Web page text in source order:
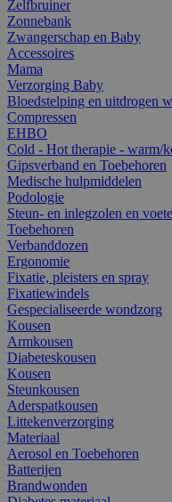
Zelfbruiner
Zonnebank
Zwangerschap en Baby
Accessoires
Mama
Verzorging Baby
Bloedstelping en uitdrogen
Compressen
EHBO
Cold - Hot therapie - warm/
Gipsverband en Toebehoren
Medische hulpmiddelen
Podologie
Steun- en inlegzolen en
Toebehoren
Verbanddozen
Ergonomie
Fixatie, pleisters en spray
Fixatiewindels
Gespecialiseerde wondzorg
Kousen
Armkousen
Diabeteskousen
Kousen
Steunkousen
Aderspatkousen
Littekenverzorging
Materiaal
Aerosol en Toebehoren
Batterijen
Brandwonden